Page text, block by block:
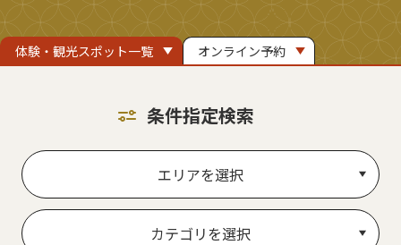
体験・観光スポット一覧 オンライン予約
条件指定検索
エリアを選択
カテゴリを選択